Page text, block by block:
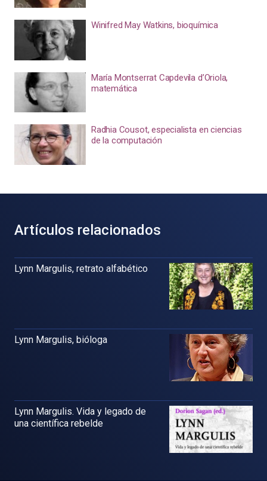
Winifred May Watkins, bioquímica
María Montserrat Capdevila d’Oriola,
matemática
Radhia Cousot, especialista en ciencias
de la computación
Artículos relacionados
Lynn Margulis, retrato alfabético
Lynn Margulis, bióloga
Lynn Margulis. Vida y legado de
una científica rebelde